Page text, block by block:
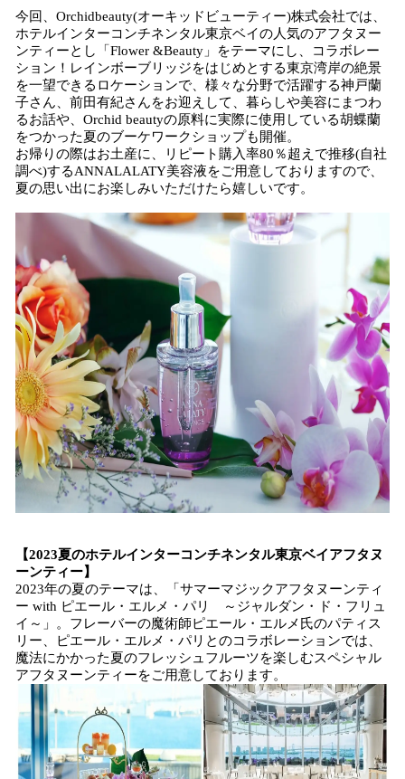
読
み
込
み
中
で
す
今回、Orchidbeauty(オーキッドビューティー)株式会社では、
ホテルインターコンチネンタル東京ベイの人気のアフタヌー
ンティーとし「Flower &Beauty」をテーマにし、コラボレー
ション！レインボーブリッジをはじめとする東京湾岸の絶景
を一望できるロケーションで、様々な分野で活躍する神戸蘭
子さん、前田有紀さんをお迎えして、暮らしや美容にまつわ
るお話や、Orchid beautyの原料に実際に使用している胡蝶蘭
をつかった夏のブーケワークショップも開催。
お帰りの際はお土産に、リピート購入率80％超えで推移(自社
調べ)するANNALALATY美容液をご用意しておりますので、
夏の思い出にお楽しみいただけたら嬉しいです。
【2023夏のホテルインターコンチネンタル東京ベイアフタヌ
ーンティー】
2023年の夏のテーマは、「サマーマジックアフタヌーンティ
ー with ピエール・エルメ・パリ ～ジャルダン・ド・フリュ
イ～」。フレーバーの魔術師ピエール・エルメ氏のパティス
リー、ピエール・エルメ・パリとのコラボレーションでは、
魔法にかかった夏のフレッシュフルーツを楽しむスペシャル
アフタヌーンティーをご用意しております。